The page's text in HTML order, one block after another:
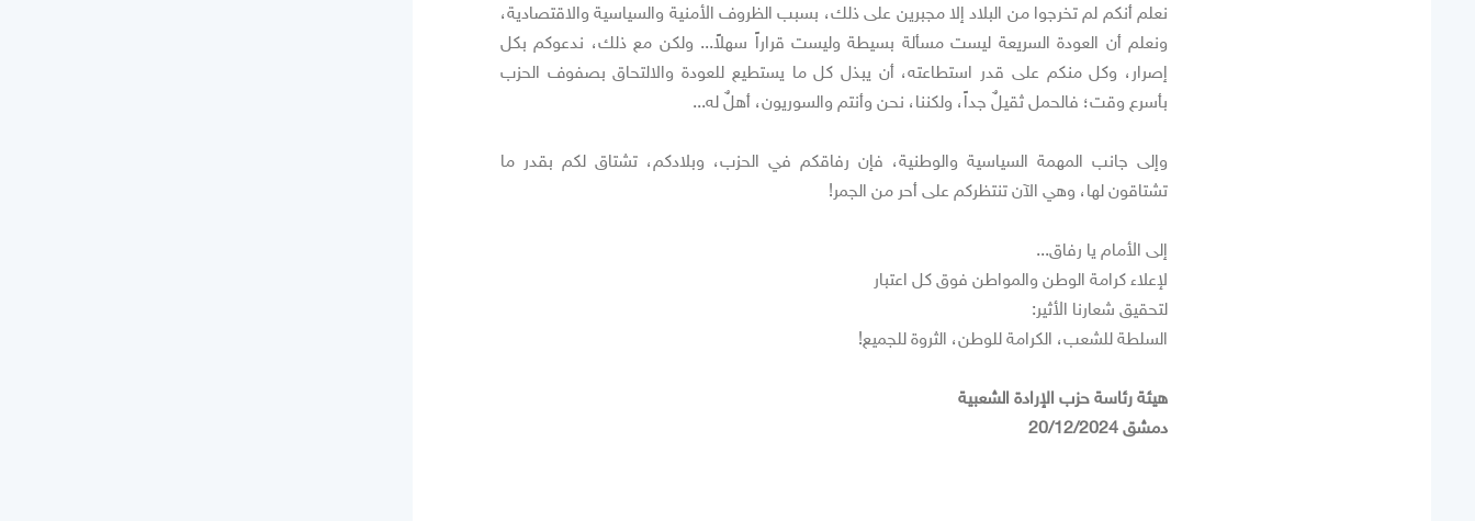
نعلم أنكم لم تخرجوا من البلاد إلا مجبرين على ذلك، بسبب الظروف الأمنية والسياسية والاقتصادية،
ونعلم أن العودة السريعة ليست مسألة بسيطة وليست قراراً سهلاً... ولكن مع ذلك، ندعوكم بكل
إصرار، وكل منكم على قدر استطاعته، أن يبذل كل ما يستطيع للعودة والالتحاق بصفوف الحزب
بأسرع وقت؛ فالحمل ثقيلٌ جداً، ولكننا، نحن وأنتم والسوريون، أهلٌ له...
وإلى جانب المهمة السياسية والوطنية، فإن رفاقكم في الحزب، وبلادكم، تشتاق لكم بقدر ما
تشتاقون لها، وهي الآن تنتظركم على أحر من الجمر!
إلى الأمام يا رفاق...
لإعلاء كرامة الوطن والمواطن فوق كل اعتبار
لتحقيق شعارنا الأثير:
السلطة للشعب، الكرامة للوطن، الثروة للجميع!
هيئة رئاسة حزب الإرادة الشعبية
دمشق 20/12/2024